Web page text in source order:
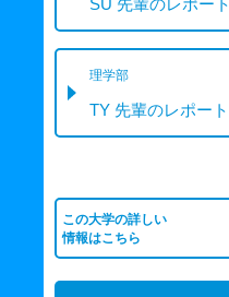
SU 先輩のレポート
理学部
TY 先輩のレポート
この大学の詳しい
情報はこちら